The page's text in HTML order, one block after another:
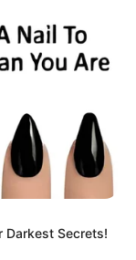
Darkest Secrets!